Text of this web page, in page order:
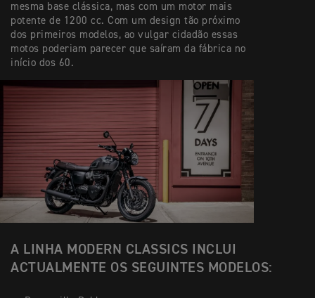
mesma base clássica, mas com um motor mais
potente de 1200 cc. Com um design tão próximo
dos primeiros modelos, ao vulgar cidadão essas
motos poderiam parecer que saíram da fábrica no
início dos 60.
A LINHA MODERN CLASSICS INCLUI
ACTUALMENTE OS SEGUINTES MODELOS: